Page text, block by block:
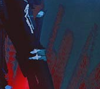
Icon
Tables